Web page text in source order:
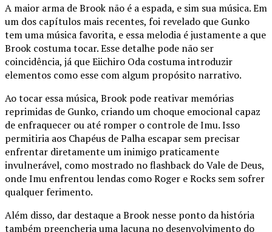
A maior arma de Brook não é a espada, e sim sua música. Em
um dos capítulos mais recentes, foi revelado que Gunko
tem uma música favorita, e essa melodia é justamente a que
Brook costuma tocar. Esse detalhe pode não ser
coincidência, já que Eiichiro Oda costuma introduzir
elementos como esse com algum propósito narrativo.
Ao tocar essa música, Brook pode reativar memórias
reprimidas de Gunko, criando um choque emocional capaz
de enfraquecer ou até romper o controle de Imu. Isso
permitiria aos Chapéus de Palha escapar sem precisar
enfrentar diretamente um inimigo praticamente
invulnerável, como mostrado no flashback do Vale de Deus,
onde Imu enfrentou lendas como Roger e Rocks sem sofrer
qualquer ferimento.
Além disso, dar destaque a Brook nesse ponto da história
também preencheria uma lacuna no desenvolvimento do